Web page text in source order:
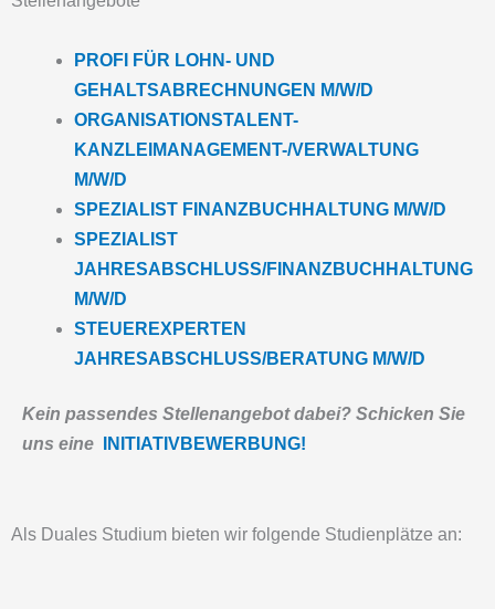
PROFI FÜR LOHN- UND
GEHALTSABRECHNUNGEN M/W/D
ORGANISATIONSTALENT-
KANZLEIMANAGEMENT-/VERWALTUNG
M/W/D
SPEZIALIST FINANZBUCHHALTUNG M/W/D
SPEZIALIST
JAHRESABSCHLUSS/FINANZBUCHHALTUNG
M/W/D
STEUEREXPERTEN
JAHRESABSCHLUSS/BERATUNG M/W/D
Kein passendes Stellenangebot dabei? Schicken Sie
uns eine
INITIATIVBEWERBUNG!
Als Duales Studium bieten wir folgende Studienplätze an: